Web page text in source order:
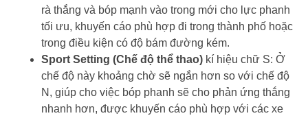
rà thắng và bóp mạnh vào trong mới cho lực phanh
tối ưu, khuyến cáo phù hợp đi trong thành phố hoặc
trong điều kiện có độ bám đường kém.
Sport Setting (Chế độ thể thao) kí hiệu chữ S: Ở
chế độ này khoảng chờ sẽ ngắn hơn so với chế độ
N, giúp cho việc bóp phanh sẽ cho phản ứng thắng
nhanh hơn, được khuyến cáo phù hợp với các xe